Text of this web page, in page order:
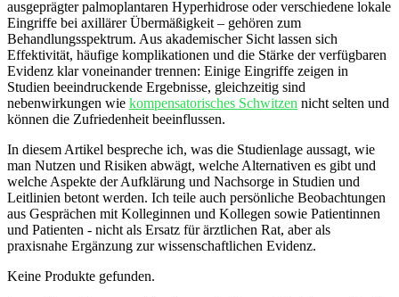
ausgeprägter palmoplantaren Hyperhidrose oder verschiedene lokale⁣
Eingriffe bei axillärer Übermäßigkeit – gehören zum
Behandlungsspektrum.‌ Aus ​akademischer Sicht lassen sich⁤
Effektivität, häufige komplikationen und die Stärke der verfügbaren⁢
Evidenz klar voneinander trennen: Einige Eingriffe zeigen in
Studien beeindruckende Ergebnisse,⁢ gleichzeitig sind
nebenwirkungen wie kompensatorisches Schwitzen nicht selten und⁣
können die Zufriedenheit beeinflussen.
In diesem Artikel⁣ bespreche ich, was die Studienlage aussagt, wie
man Nutzen und Risiken abwägt, welche Alternativen es gibt und
‍welche Aspekte der Aufklärung und Nachsorge in Studien und⁤
Leitlinien betont werden. Ich teile auch persönliche⁢ Beobachtungen
aus ​Gesprächen mit Kolleginnen und Kollegen‌ sowie Patientinnen
und⁤ Patienten -⁤ nicht als Ersatz für ärztlichen Rat, aber als
praxisnahe Ergänzung zur wissenschaftlichen Evidenz.
Keine Produkte gefunden.